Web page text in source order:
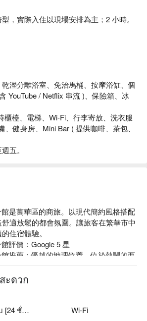
，實際入住以現場安排為主；2 小時。
乾溼分離浴室、免治馬桶、按摩浴缸、個
YouTube / Netflix 串流 )、保險箱、冰
櫃檯、電梯、Wi-Fi、行李寄放、洗衣服
、健身房、Mini Bar ( 提供咖啡、茶包、
五。
是萬華區的商旅。以現代簡約風格搭配
適放鬆的都會氛圍。讓旅客在繁華市中
住宿體驗。
評價：Google 5 星
推薦：優越的地理位置，位於熱鬧的西
僅需幾分鐘，周圍環境活躍，適合喜愛
ะดวก
แผนกต้อนรับ [24 ชั่วโมง] Wi-Fi